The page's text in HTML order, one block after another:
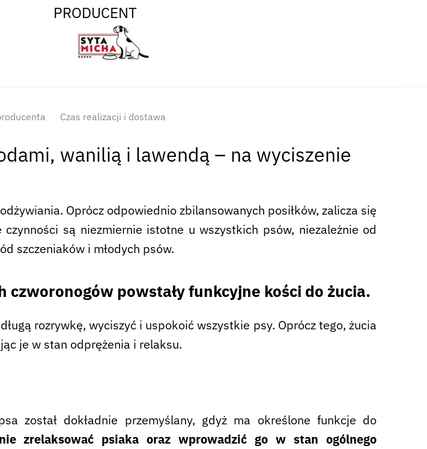
PRODUCENT
Czas realizacji i dostawa
wanilią i lawendą – na wyciszenie
Oprócz odpowiednio zbilansowanych posiłków, zalicza się
są niezmiernie istotne u wszystkich psów, niezależnie od
szczeniaków i młodych psów.
powstały funkcyjne kości do żucia.
rozrywkę, wyciszyć i uspokoić wszystkie psy. Oprócz tego, żucia
je w stan odprężenia i relaksu.
został dokładnie przemyślany, gdyż ma określone funkcje do
zrelaksować psiaka oraz wprowadzić go w stan ogólnego